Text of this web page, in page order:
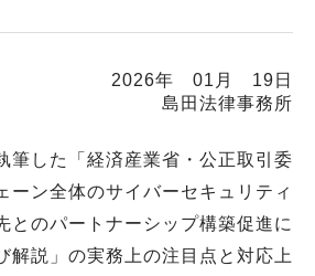
2026年 01月 19日
島田法律事務所
筆した「経済産業省・公正取引委
ーン全体のサイバーセキュリティ
とのパートナーシップ構築促進に
解説」の実務上の注目点と対応上